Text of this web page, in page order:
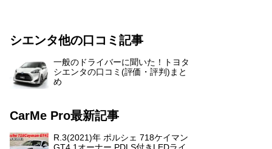
シエンタ他の口コミ記事
一般のドライバーに聞いた！トヨタ
シエンタの口コミ(評価・評判)まと
め
CarMe Pro最新記事
R.3(2021)年 ポルシェ 718ケイマン